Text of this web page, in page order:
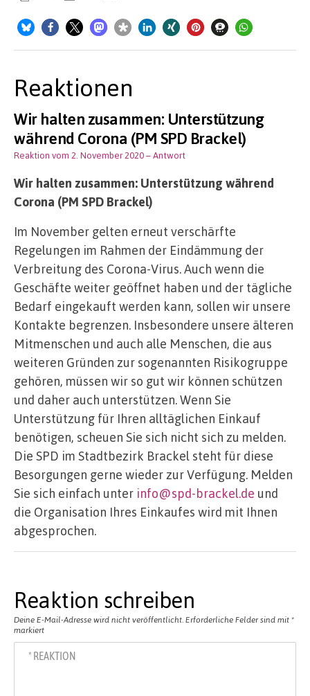
Reaktionen
Wir halten zusammen: Unterstützung
während Corona (PM SPD Brackel)
Reaktion vom 2. November 2020– Antwort
Wir halten zusammen: Unterstützung während
Corona (PM SPD Brackel)
Im November gelten erneut verschärfte
Regelungen im Rahmen der Eindämmung der
Verbreitung des Corona-Virus. Auch wenn die
Geschäfte weiter geöffnet haben und der tägliche
Bedarf eingekauft werden kann, sollen wir unsere
Kontakte begrenzen. Insbesondere unsere älteren
Mitmenschen und auch alle Menschen, die aus
weiteren Gründen zur sogenannten Risikogruppe
gehören, müssen wir so gut wir können schützen
und daher auch unterstützen. Wenn Sie
Unterstützung für Ihren alltäglichen Einkauf
benötigen, scheuen Sie sich nicht sich zu melden.
Die SPD im Stadtbezirk Brackel steht für diese
Besorgungen gerne wieder zur Verfügung. Melden
Sie sich einfach unter info@spd-brackel.de und
die Organisation Ihres Einkaufes wird mit Ihnen
abgesprochen.
Reaktion schreiben
Deine E-Mail-Adresse wird nicht veröffentlicht. Erforderliche Felder sind mit *
markiert